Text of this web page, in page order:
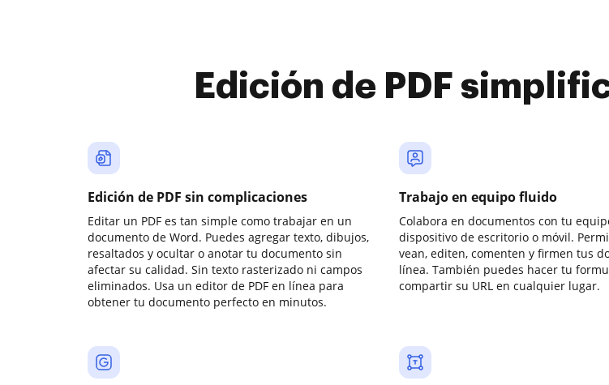
Edición de PDF
Edición de PDF sin complicaciones
Editar un PDF es tan simple como trabajar en un
documento de Word. Puedes agregar texto, dibujos,
resaltados y ocultar o anotar tu documento sin
afectar su calidad. Sin texto rasterizado ni campos
eliminados. Usa un editor de PDF en línea para
obtener tu documento perfecto en minutos.
Trabajo en equipo fluido
Colabora en documentos con tu
dispositivo de escritorio o móvil.
vean, editen, comenten y firmen tus
línea. También puedes hacer tu
compartir su URL en cualquier lugar.